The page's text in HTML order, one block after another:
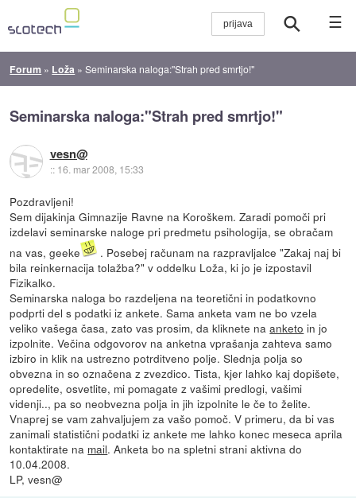
☰
Forum » Loža »Seminarska naloga:"Strah pred smrtjo!"
Seminarska naloga:"Strah pred smrtjo!"
vesn@
:: 16. mar 2008, 15:33
Pozdravljeni!
Sem dijakinja Gimnazije Ravne na Koroškem. Zaradi pomoči pri
izdelavi seminarske naloge pri predmetu psihologija, se obračam
na vas, geeke
. Posebej računam na razpravljalce "Zakaj naj bi
bila reinkernacija tolažba?" v oddelku Loža, ki jo je izpostavil
Fizikalko.
Seminarska naloga bo razdeljena na teoretični in podatkovno
podprti del s podatki iz ankete. Sama anketa vam ne bo vzela
veliko vašega časa, zato vas prosim, da kliknete naanketo in jo
izpolnite. Večina odgovorov na anketna vprašanja zahteva samo
izbiro in klik na ustrezno potrditveno polje. Slednja polja so
obvezna in so označena z zvezdico. Tista, kjer lahko kaj dopišete,
opredelite, osvetlite, mi pomagate z vašimi predlogi, vašimi
videnji.., pa so neobvezna polja in jih izpolnite le če to želite.
Vnaprej se vam zahvaljujem za vašo pomoč. V primeru, da bi vas
zanimali statistični podatki iz ankete me lahko konec meseca aprila
kontaktirate na mail. Anketa bo na spletni strani aktivna do
10.04.2008.
LP, vesn@